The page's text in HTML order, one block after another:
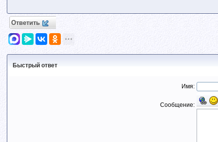
Ответить
Быстрый ответ
Имя:
Сообщение: